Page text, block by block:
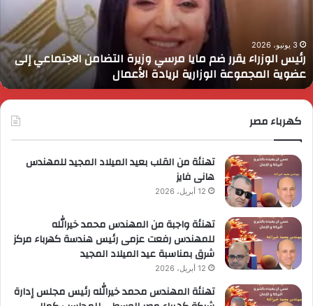
التضامن
الاجتماعي
إلى
عضوية
المجموعة
الوزارية
3 يونيو، 2026
رئيس الوزراء يقرر ضم مايا مرسي وزيرة التضامن الاجتماعي إلى
عضوية المجموعة الوزارية لريادة الأعمال
كهرباء مصر
تهنئة من القلب بعيد الميلاد المجيد للمهندس
هانى فايز
12 أبريل، 2026
تهنئة واجبة من المهندس محمد خيرالله
للمهندس رفعت عزمى رئيس هندسة كهرباء مركز
شرق بمناسبة عيد الميلاد المجيد
12 أبريل، 2026
تهنئة المهندس محمد خيرالله رئيس مجلس إدارة